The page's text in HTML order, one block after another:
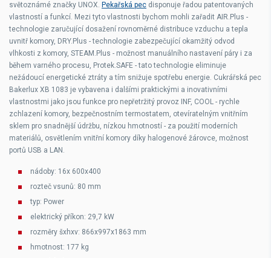
světoznámé značky UNOX. Pekařská pec disponuje řadou patentovaných
vlastností a funkcí. Mezi tyto vlastnosti bychom mohli zařadit AIR.Plus -
technologie zaručující dosažení rovnoměrné distribuce vzduchu a tepla
uvnitř komory, DRY.Plus - technologie zabezpečující okamžitý odvod
vlhkosti z komory, STEAM.Plus - možnost manuálního nastavení páry i za
během varného procesu, Protek.SAFE - tato technologie eliminuje
nežádoucí energetické ztráty a tím snižuje spotřebu energie. Cukrářská pec
Bakerlux XB 1083 je vybavena i dalšími praktickými a inovativními
vlastnostmi jako jsou funkce pro nepřetržitý provoz INF, COOL - rychle
zchlazení komory, bezpečnostním termostatem, otevíratelným vnitřním
sklem pro snadnější údržbu, nízkou hmotností - za použití moderních
materiálů, osvětlením vnitřní komory díky halogenové žárovce, možnost
portů USB a LAN.
nádoby: 16x 600x400
rozteč vsunů: 80 mm
typ: Power
elektrický příkon: 29,7 kW
rozměry šxhxv: 866x997x1863 mm
hmotnost: 177 kg